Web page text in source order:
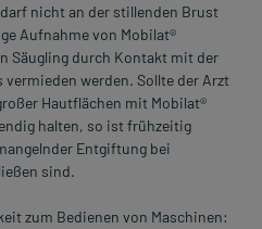
nicht an der stillenden Brust
Aufnahme von Mobilat®
Säugling durch Kontakt mit der
werden. Sollte der Arzt
Hautflächen mit Mobilat®
halten, so ist frühzeitig
Entgiftung bei
sind.
zum Bedienen von Maschinen: